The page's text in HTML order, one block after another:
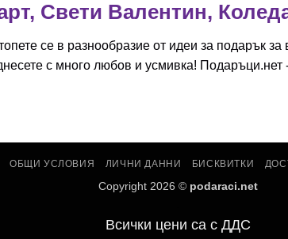
Свети Валентин,
се в разнообразие от идеи за подарък
с много любов и усмивка! Подаръци.нет
ОБЩИ УСЛОВИЯ ЛИЧНИ ДАННИ БИСКВИТКИ
Copyright 2026 © podaraci.net
Всички цени са с ДДС